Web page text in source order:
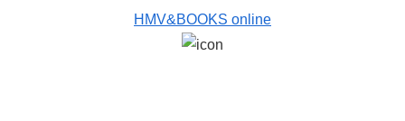
HMV&BOOKS online